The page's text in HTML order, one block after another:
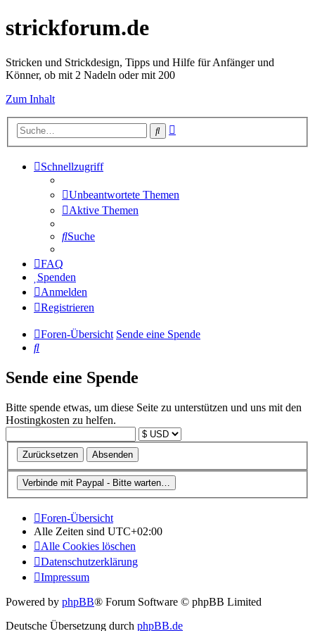
strickforum.de
Stricken und Strickdesign, Tipps und Hilfe für Anfänger und
Könner, ob mit 2 Nadeln oder mit 200
Zum Inhalt
Suche
Schnellzugriff
Unbeantwortete Themen
Aktive Themen
Suche
FAQ
Spenden
Anmelden
Registrieren
Foren-Übersicht Sende eine Spende
Suche
Sende eine Spende
Bitte spende etwas, um diese Seite zu unterstützen und uns mit den
Hostingkosten zu helfen.
Foren-Übersicht
Alle Zeiten sind UTC+02:00
Alle Cookies löschen
Datenschutzerklärung
Impressum
Powered by phpBB® Forum Software © phpBB Limited
Deutsche Übersetzung durch phpBB.de